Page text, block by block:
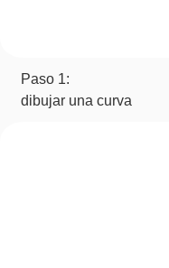
Paso 1:
dibujar una curva